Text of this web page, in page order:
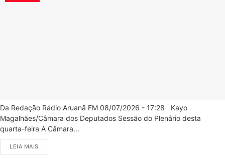
Da Redação Rádio Aruanã FM 08/07/2026 - 17:28 Kayo
Magalhães/Câmara dos Deputados Sessão do Plenário desta
quarta-feira A Câmara...
LEIA MAIS